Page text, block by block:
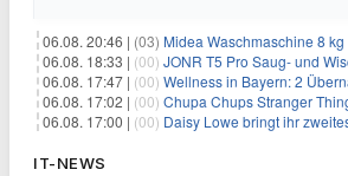
06.08. 20:46 | (03) Midea Waschmaschine 8 kg
06.08. 18:33 | (00) JONR T5 Pro Saug- und
06.08. 17:47 | (00) Wellness in Bayern: 2 Übernachtungen im DAS LUDWIG
06.08. 17:02 | (00) Chupa Chups Stranger Things
06.08. 17:00 | (00) Daisy Lowe bringt ihr
IT-NEWS